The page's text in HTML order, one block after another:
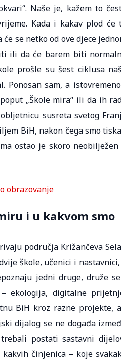
Naše je, kažem to
Kada i kakav plod će
se netko od ove djece
ili da će barem biti
prošle su šest ciklusa
sam, a
„Škole mira“ ili da ih
susreta svetog
BiH, nakon čega smo
ostao je skoro neobilježen
i u kakvom smo
područja Križančeva
škole, učenici i
jedni druge, druže
ekologija, digitalne
BiH kroz razne projekte,
dijalog se ne događa
postati sastavni
činjenica – koje